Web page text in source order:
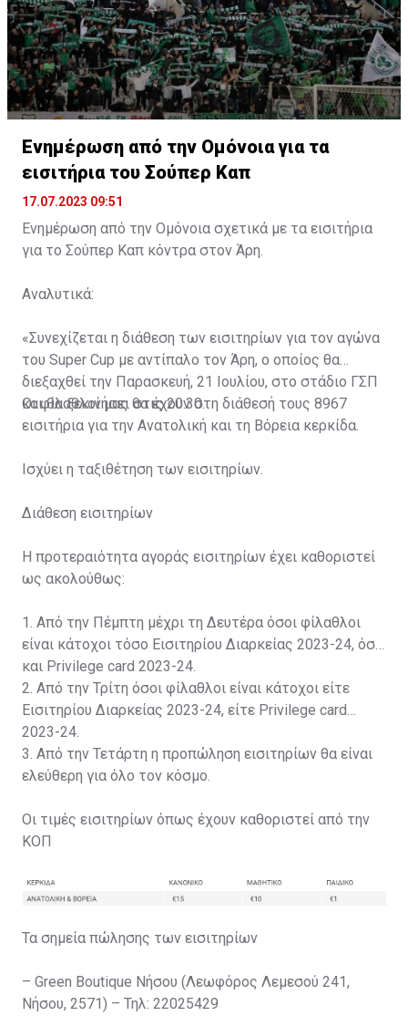
Ενημέρωση από την Ομόνοια για τα
εισιτήρια του Σούπερ Καπ
17.07.2023 09:51
Ενημέρωση από την Ομόνοια σχετικά με τα εισιτήρια
για το Σούπερ Καπ κόντρα στον Άρη.
Αναλυτικά:
«Συνεχίζεται η διάθεση των εισιτηρίων για τον αγώνα
του Super Cup με αντίπαλο τον Άρη, ο οποίος θα
διεξαχθεί την Παρασκευή, 21 Ιουλίου, στο στάδιο ΓΣΠ
και θα ξεκινήσει στις 20:30.
Οι φίλαθλοί μας θα έχουν στη διάθεσή τους 8967
εισιτήρια για την Ανατολική και τη Βόρεια κερκίδα.
Ισχύει η ταξιθέτηση των εισιτηρίων.
Διάθεση εισιτηρίων
Η προτεραιότητα αγοράς εισιτηρίων έχει καθοριστεί
ως ακολούθως:
1. Από την Πέμπτη μέχρι τη Δευτέρα όσοι φίλαθλοι
είναι κάτοχοι τόσο Εισιτηρίου Διαρκείας 2023-24, όσο
και Privilege card 2023-24.
2. Από την Τρίτη όσοι φίλαθλοι είναι κάτοχοι είτε
Εισιτηρίου Διαρκείας 2023-24, είτε Privilege card
2023-24.
3. Από την Τετάρτη η προπώληση εισιτηρίων θα είναι
ελεύθερη για όλο τον κόσμο.
Οι τιμές εισιτηρίων όπως έχουν καθοριστεί από την
ΚΟΠ
Τα σημεία πώλησης των εισιτηρίων
– Green Boutique Νήσου (Λεωφόρος Λεμεσού 241,
Νήσου, 2571) – Τηλ: 22025429